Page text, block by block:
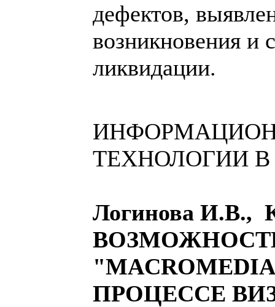
дефектов,
возникновения и
ликвидации.
ТЕХНОЛОГИИ
Логинова И.В.,
ПРОЦЕССЕ